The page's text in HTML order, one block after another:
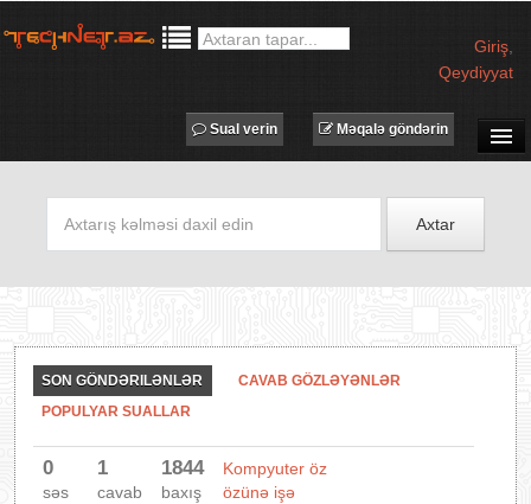
Giriş
Qeydiyyat
MƏQALƏLƏR
İŞ ELANLARI
IT LÜĞƏT
Məqalə göndərin
Sual verin
Axtar
SON GÖNDƏRILƏNLƏR
CAVAB GÖZLƏYƏNLƏR
POPULYAR SUALLAR
0
səs
1
cavab
1844
baxış
Kompyuter öz
özünə işə